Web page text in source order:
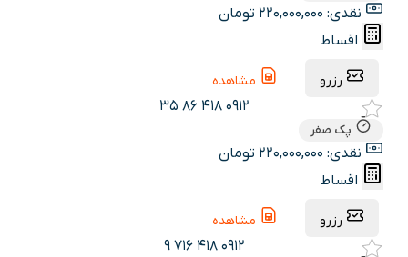
نقدی: 220,000,000 تومان
اقساط
رزرو مشاهده
0912 418 86 35
پک صفر
نقدی: 220,000,000 تومان
اقساط
رزرو مشاهده
0912 418 716 9